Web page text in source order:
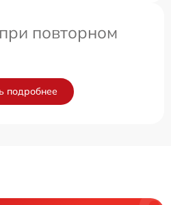
повторном
подробнее